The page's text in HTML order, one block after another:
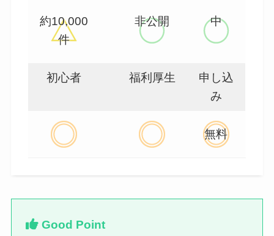
約10,000
件
非公開 中
初心者 福利厚生
申し込
み
無料
Good Point